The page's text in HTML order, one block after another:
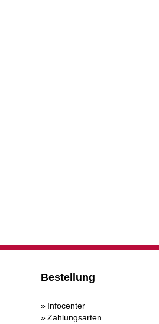
Bestellung
Infocenter
Zahlungsarten